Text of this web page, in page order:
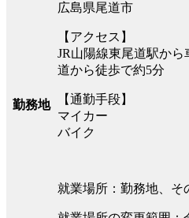
勤務地
広島県尾道市
【アクセス】
JR山陽線東尾道駅か
道から徒歩で約5分
【通勤手段】
マイカー
バイク
就業場所：勤務地、そ